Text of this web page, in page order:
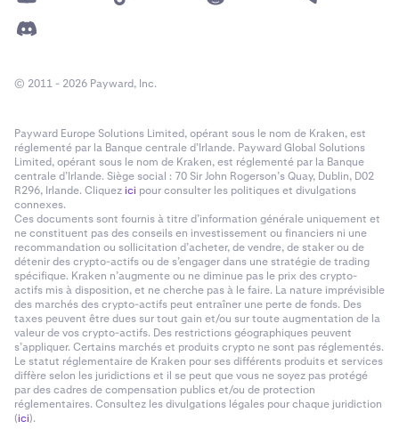
© 2011 - 2026 Payward, Inc.
Payward Europe Solutions Limited, opérant sous le nom de Kraken, est
réglementé par la Banque centrale d’Irlande. Payward Global Solutions
Limited, opérant sous le nom de Kraken, est réglementé par la Banque
centrale d’Irlande. Siège social : 70 Sir John Rogerson’s Quay, Dublin, D02
R296, Irlande. Cliquezici pour consulter les politiques et divulgations
connexes.
Ces documents sont fournis à titre d’information générale uniquement et
ne constituent pas des conseils en investissement ou financiers ni une
recommandation ou sollicitation d’acheter, de vendre, de staker ou de
détenir des crypto-actifs ou de s’engager dans une stratégie de trading
spécifique. Kraken n’augmente ou ne diminue pas le prix des crypto-
actifs mis à disposition, et ne cherche pas à le faire. La nature imprévisible
des marchés des crypto-actifs peut entraîner une perte de fonds. Des
taxes peuvent être dues sur tout gain et/ou sur toute augmentation de la
valeur de vos crypto-actifs. Des restrictions géographiques peuvent
s’appliquer. Certains marchés et produits crypto ne sont pas réglementés.
Le statut réglementaire de Kraken pour ses différents produits et services
diffère selon les juridictions et il se peut que vous ne soyez pas protégé
par des cadres de compensation publics et/ou de protection
réglementaires. Consultez les divulgations légales pour chaque juridiction
(ici).